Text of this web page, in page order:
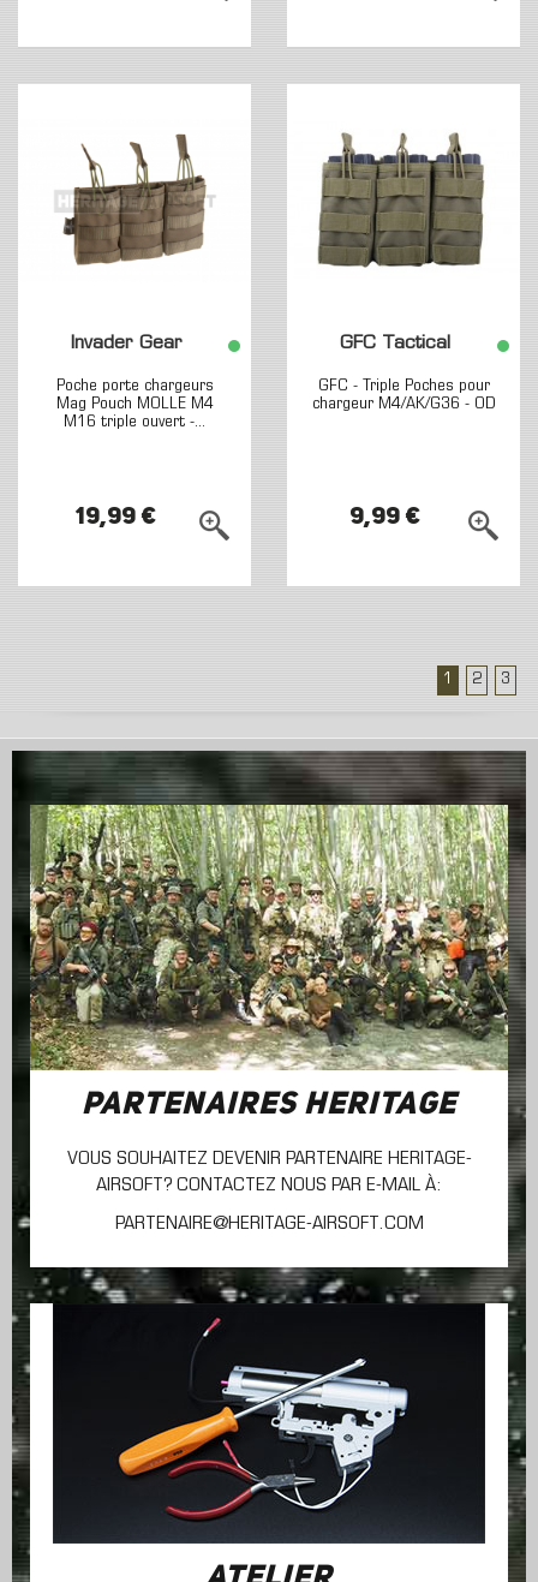
Invader Gear
Poche porte chargeurs
Mag Pouch MOLLE M4
M16 triple ouvert -...
19,99 €
GFC Tactical
GFC - Triple Poches pour
chargeur M4/AK/G36 - OD
9,99 €
1 2 3
PARTENAIRES HERITAGE
VOUS SOUHAITEZ DEVENIR PARTENAIRE HERITAGE-
AIRSOFT? CONTACTEZ NOUS PAR E-MAIL À:
PARTENAIRE@HERITAGE-AIRSOFT.COM